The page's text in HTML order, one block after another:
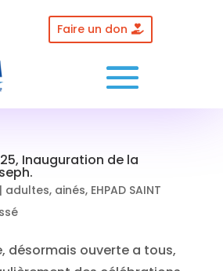
Faire un don
Inauguration de la
| adultes, ainés, EHPAD SAINT
désormais ouverte a tous,